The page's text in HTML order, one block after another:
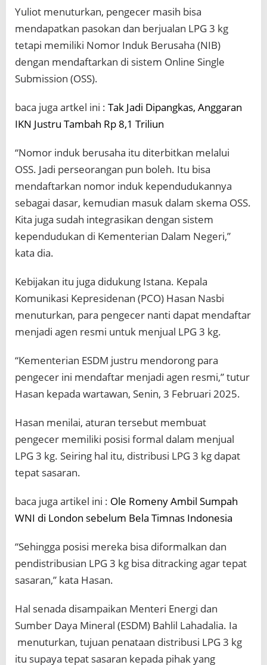
Yuliot menuturkan, pengecer masih bisa
mendapatkan pasokan dan berjualan LPG 3 kg
tetapi memiliki Nomor Induk Berusaha (NIB)
dengan mendaftarkan di sistem Online Single
Submission (OSS).
baca juga artkel ini : Tak Jadi Dipangkas, Anggaran
IKN Justru Tambah Rp 8,1 Triliun
“Nomor induk berusaha itu diterbitkan melalui
OSS. Jadi perseorangan pun boleh. Itu bisa
mendaftarkan nomor induk kependudukannya
sebagai dasar, kemudian masuk dalam skema OSS.
Kita juga sudah integrasikan dengan sistem
kependudukan di Kementerian Dalam Negeri,”
kata dia.
Kebijakan itu juga didukung Istana. Kepala
Komunikasi Kepresidenan (PCO) Hasan Nasbi
menuturkan, para pengecer nanti dapat mendaftar
menjadi agen resmi untuk menjual LPG 3 kg.
“Kementerian ESDM justru mendorong para
pengecer ini mendaftar menjadi agen resmi,” tutur
Hasan kepada wartawan, Senin, 3 Februari 2025.
Hasan menilai, aturan tersebut membuat
pengecer memiliki posisi formal dalam menjual
LPG 3 kg. Seiring hal itu, distribusi LPG 3 kg dapat
tepat sasaran.
baca juga artikel ini : Ole Romeny Ambil Sumpah
WNI di London sebelum Bela Timnas Indonesia
“Sehingga posisi mereka bisa diformalkan dan
pendistribusian LPG 3 kg bisa ditracking agar tepat
sasaran,” kata Hasan.
Hal senada disampaikan Menteri Energi dan
Sumber Daya Mineral (ESDM) Bahlil Lahadalia. Ia
menuturkan, tujuan penataan distribusi LPG 3 kg
itu supaya tepat sasaran kepada pihak yang